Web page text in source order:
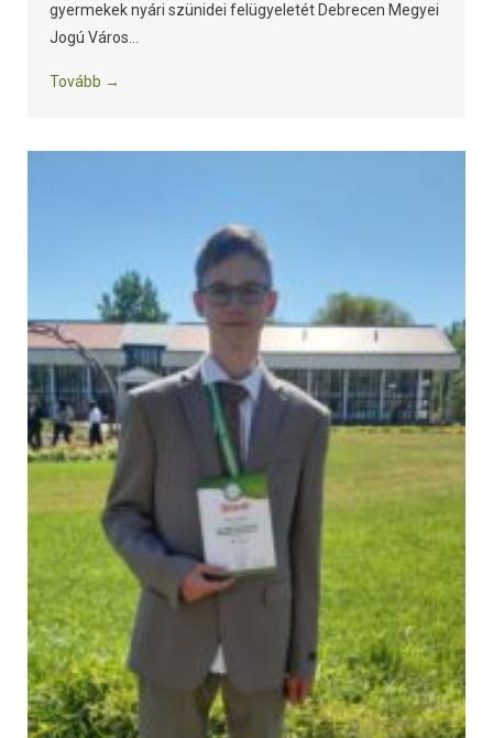
gyermekek nyári szünidei felügyeletét Debrecen Megyei
Jogú Város...
Tovább →